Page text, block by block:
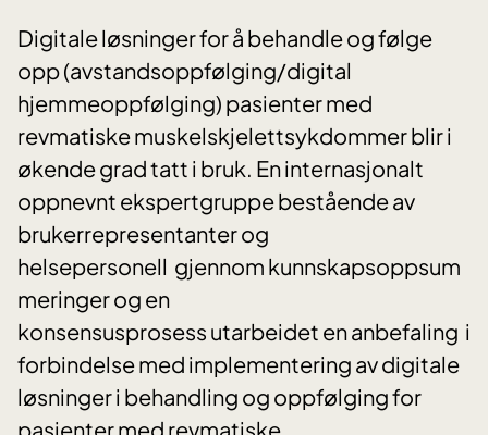
Digitale løsninger for å behandle og følge
opp (avstandsoppfølging/digital
hjemmeoppfølging) pasienter med
revmatiske muskelskjelettsykdommer blir i
økende grad tatt i bruk. En internasjonalt
oppnevnt ekspertgruppe bestående av
brukerrepresentanter og
helsepersonell gjennom kunnskapsoppsum
meringer og en
konsensusprosess utarbeidet en anbefaling i
forbindelse med implementering av digitale
løsninger i behandling og oppfølging for
pasienter med revmatiske